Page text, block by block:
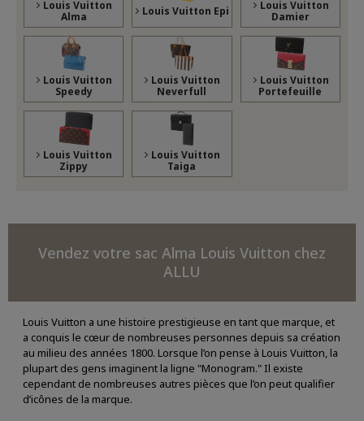
Louis Vuitton
Alma
Louis Vuitton Epi
Louis Vuitton
Damier
Louis Vuitton
Speedy
Louis Vuitton
Neverfull
Louis Vuitton
Portefeuille
Louis Vuitton
Zippy
Louis Vuitton
Taiga
Vendez votre sac Alma Louis Vuitton chez
ALLU
Louis Vuitton a une histoire prestigieuse en tant que marque, et
a conquis le cœur de nombreuses personnes depuis sa création
au milieu des années 1800. Lorsque l’on pense à Louis Vuitton, la
plupart des gens imaginent la ligne "Monogram." Il existe
cependant de nombreuses autres pièces que l’on peut qualifier
d’icônes de la marque.